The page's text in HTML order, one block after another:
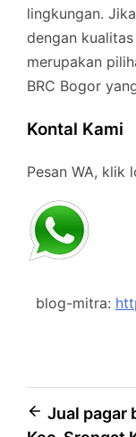
lingkungan.
dengan
merupakan
BRC Bogor
Kontal Kami
Pesan WA, klik
blog-mitra:
Post
Jual pagar